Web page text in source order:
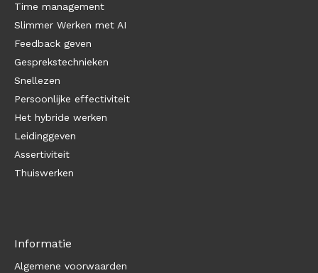
Time management
Slimmer Werken met AI
Feedback geven
Gesprekstechnieken
Snellezen
Persoonlijke effectiviteit
Het hybride werken
Leidinggeven
Assertiviteit
Thuiswerken
Informatie
Algemene voorwaarden